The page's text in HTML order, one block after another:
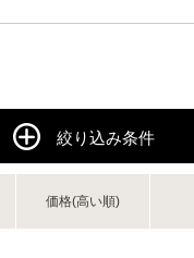
絞り込み条件
価格(高い順)